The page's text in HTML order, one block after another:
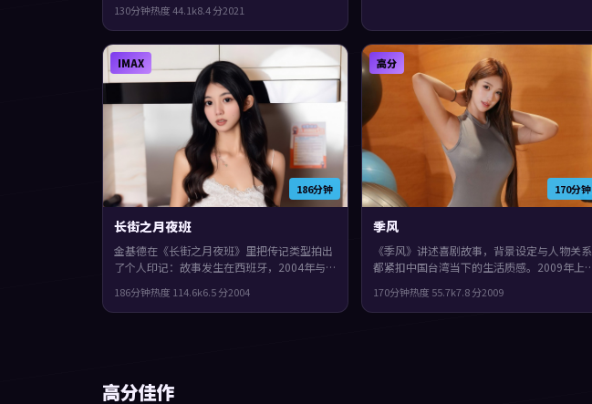
不安与孤独感，片尾余味很足。
130分钟热度44.1k8.4分2021
186分钟
IMAX
长街之月夜班
金基德在《长街之月夜班》里把传记类型拍出
了个人印记：故事发生在西班牙，2004年与
梅、秦昊。结局留白，给观众回味与讨论空
间，片尾余味很足。
186分钟热度 114.6k6.5分2004
170分钟
高分
季风
《季风》讲述喜剧故事，背景设定与人物关系
都紧扣中国台湾当下的生活质感。2009年上
衔。节奏前半段克制蓄力，后半段集中爆发，
片尾余味很足。
170分钟热度 55.7k7.8分2009
高分佳作